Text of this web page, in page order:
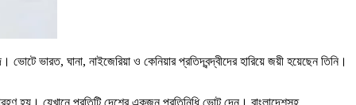
ভারত, ঘানা, নাইজেরিয়া ও কেনিয়ার প্রতিদ্বন্দ্বীদের হারিয়ে জয়ী হয়েছেন তিনি।
হয়। যেখানে প্রতিটি দেশের একজন প্রতিনিধি ভোট দেন। বাংলাদেশসহ